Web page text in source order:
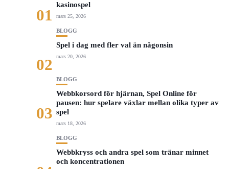
01
kasinospel
mars 25, 2026
02
BLOGG
Spel i dag med fler val än någonsin
mars 20, 2026
03
BLOGG
Webbkorsord för hjärnan, Spel Online för
pausen: hur spelare växlar mellan olika typer av
spel
mars 18, 2026
BLOGG
Webbkryss och andra spel som tränar minnet
och koncentrationen